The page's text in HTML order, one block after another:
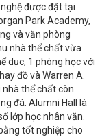
được đặt tại
Park Academy,
và văn phòng
nhà thể chất vừa
dục, 1 phòng học với
đồ và Warren A.
thể chất còn
đá. Alumni Hall là
lớp học nhân văn.
tốt nghiệp cho